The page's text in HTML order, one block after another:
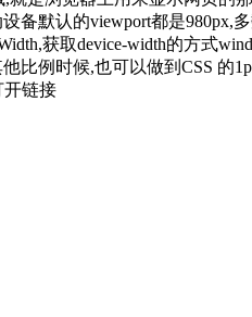
默认的viewport都是980px,
获取device-width的方式
比例时候,也可以做到CSS 的
开链接